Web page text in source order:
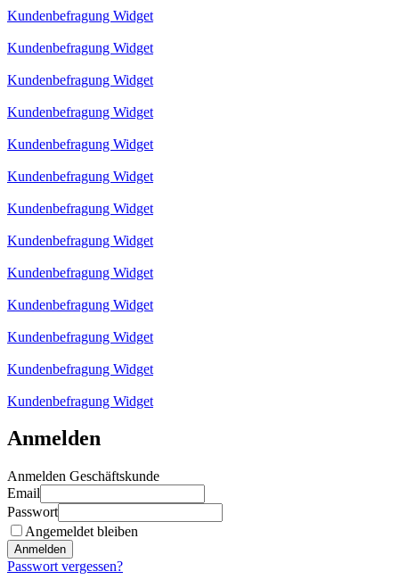
Kundenbefragung Widget
Kundenbefragung Widget
Kundenbefragung Widget
Kundenbefragung Widget
Kundenbefragung Widget
Kundenbefragung Widget
Kundenbefragung Widget
Kundenbefragung Widget
Kundenbefragung Widget
Kundenbefragung Widget
Kundenbefragung Widget
Kundenbefragung Widget
Kundenbefragung Widget
Anmelden
Anmelden Geschäftskunde
Email
Passwort
Angemeldet bleiben
Anmelden
Passwort vergessen?